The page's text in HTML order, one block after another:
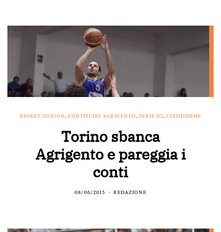
BASKET TORINO, FORTITUDO AGRIGENTO, SERIE A2, ULTIMISSIME
Torino sbanca
Agrigento e pareggia i
conti
08/06/2015 REDAZIONE